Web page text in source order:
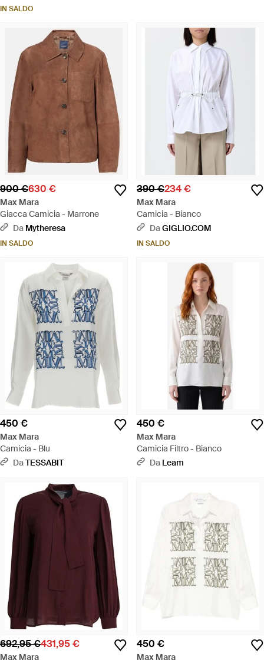
IN SALDO
900 €630 €
Max Mara
Giacca Camicia - Marrone
Da Mytheresa
IN SALDO
390 €234 €
Max Mara
Camicia - Bianco
DaGIGLIO.COM
IN SALDO
450 €
Max Mara
Camicia - Blu
DaTESSABIT
450 €
Max Mara
Camicia Filtro - Bianco
Da Leam
692,95 €431,95 €
Max Mara
450 €
Max Mara